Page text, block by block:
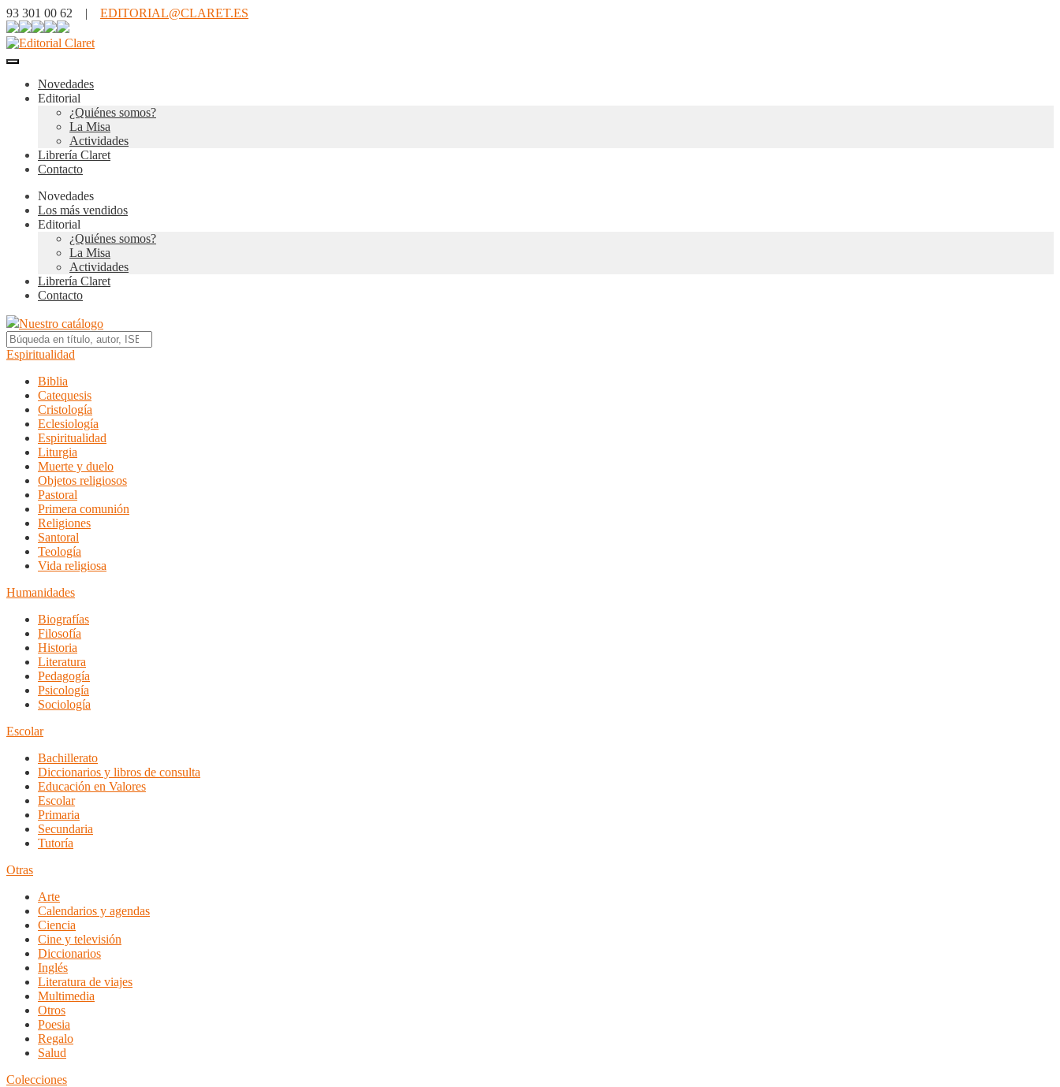
93 301 00 62 | EDITORIAL@CLARET.ES
Novedades
Editorial
¿Quiénes somos?
La Misa
Actividades
Librería Claret
Contacto
Novedades
Los más vendidos
Editorial
¿Quiénes somos?
La Misa
Actividades
Librería Claret
Contacto
Nuestro catálogo
Espiritualidad
Biblia
Catequesis
Cristología
Eclesiología
Espiritualidad
Liturgia
Muerte y duelo
Objetos religiosos
Pastoral
Primera comunión
Religiones
Santoral
Teología
Vida religiosa
Humanidades
Biografías
Filosofía
Historia
Literatura
Pedagogía
Psicología
Sociología
Escolar
Bachillerato
Diccionarios y libros de consulta
Educación en Valores
Escolar
Primaria
Secundaria
Tutoría
Otras
Arte
Calendarios y agendas
Ciencia
Cine y televisión
Diccionarios
Inglés
Literatura de viajes
Multimedia
Otros
Poesia
Regalo
Salud
Colecciones